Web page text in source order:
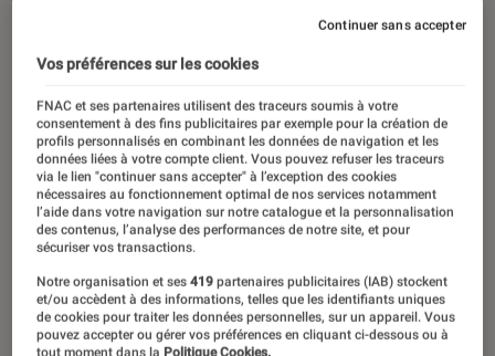
Vos préférences sur les cookies
FNAC et ses partenaires utilisent des traceurs soumis à votre
consentement à des fins publicitaires par exemple pour la création de
profils personnalisés en combinant les données de navigation et les
données liées à votre compte client. Vous pouvez refuser les traceurs
via le lien "continuer sans accepter" à l’exception des cookies
nécessaires au fonctionnement optimal de nos services notamment
l’aide dans votre navigation sur notre catalogue et la personnalisation
des contenus, l’analyse des performances de notre site, et pour
sécuriser vos transactions.
Notre organisation et ses419 partenaires publicitaires (IAB) stockent
et/ou accèdent à des informations, telles que les identifiants uniques
de cookies pour traiter les données personnelles, sur un appareil. Vous
pouvez accepter ou gérer vos préférences en cliquant ci-dessous ou à
tout moment dans la Politique Cookies.
Continuer sans accepter